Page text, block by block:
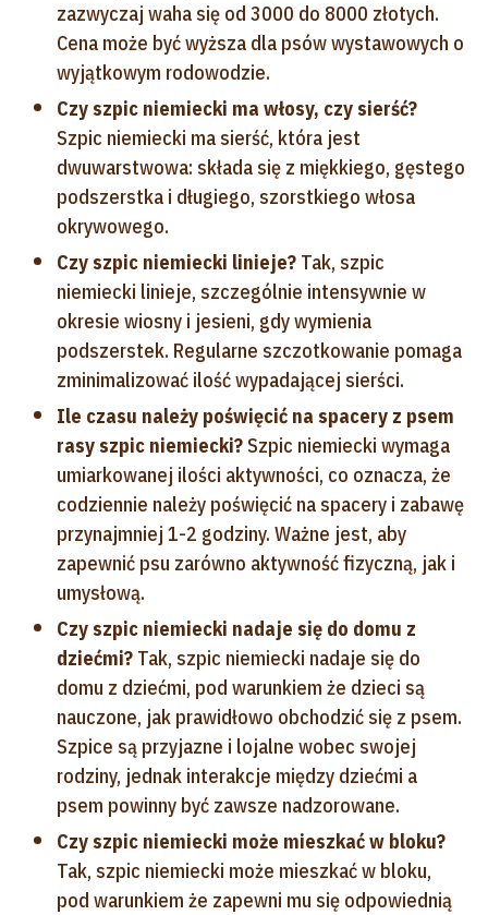
zazwyczaj waha się od 3000 do 8000 złotych.
Cena może być wyższa dla psów wystawowych o
wyjątkowym rodowodzie.
Czy szpic niemiecki ma włosy, czy sierść?
Szpic niemiecki ma sierść, która jest
dwuwarstwowa: składa się z miękkiego, gęstego
podszerstka i długiego, szorstkiego włosa
okrywowego.
Czy szpic niemiecki linieje? Tak, szpic
niemiecki linieje, szczególnie intensywnie w
okresie wiosny i jesieni, gdy wymienia
podszerstek. Regularne szczotkowanie pomaga
zminimalizować ilość wypadającej sierści.
Ile czasu należy poświęcić na spacery z psem
rasy szpic niemiecki? Szpic niemiecki wymaga
umiarkowanej ilości aktywności, co oznacza, że
codziennie należy poświęcić na spacery i zabawę
przynajmniej 1-2 godziny. Ważne jest, aby
zapewnić psu zarówno aktywność fizyczną, jak i
umysłową.
Czy szpic niemiecki nadaje się do domu z
dziećmi? Tak, szpic niemiecki nadaje się do
domu z dziećmi, pod warunkiem że dzieci są
nauczone, jak prawidłowo obchodzić się z psem.
Szpice są przyjazne i lojalne wobec swojej
rodziny, jednak interakcje między dziećmi a
psem powinny być zawsze nadzorowane.
Czy szpic niemiecki może mieszkać w bloku?
Tak, szpic niemiecki może mieszkać w bloku,
pod warunkiem że zapewni mu się odpowiednią